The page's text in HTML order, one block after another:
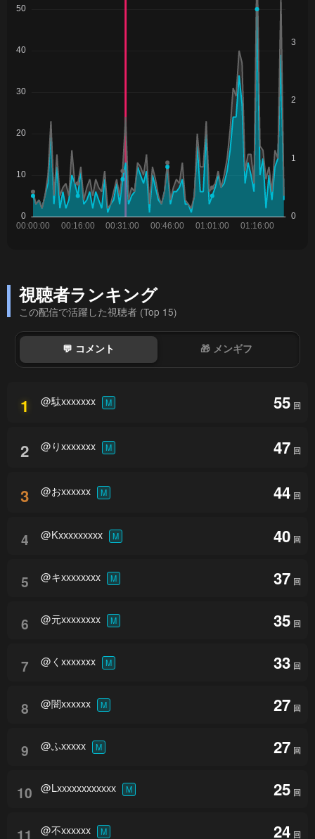
視聴者ランキング
この配信で活躍した視聴者 (Top 15)
💬 コメント 🎁 メンギフ
1 @駄xxxxxxx M 55 回
2 @りxxxxxxx M 47 回
3 @おxxxxxx M 44 回
4 @Kxxxxxxxxx M 40 回
5 @キxxxxxxxx M 37 回
6 @元xxxxxxxx M 35 回
7 @くxxxxxxx M 33 回
8 @闇xxxxxx M 27 回
9 @ふxxxxx M 27 回
10 @Lxxxxxxxxxxxx M 25 回
11 @不xxxxxx M 24 回